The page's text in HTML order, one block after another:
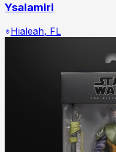
Ysalamiri
Hialeah, FL